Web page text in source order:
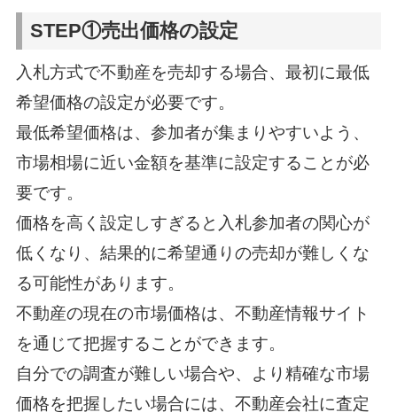
STEP①売出価格の設定
入札方式で不動産を売却する場合、最初に最低
希望価格の設定が必要です。
最低希望価格は、参加者が集まりやすいよう、
市場相場に近い金額を基準に設定することが必
要です。
価格を高く設定しすぎると入札参加者の関心が
低くなり、結果的に希望通りの売却が難しくな
る可能性があります。
不動産の現在の市場価格は、不動産情報サイト
を通じて把握することができます。
自分での調査が難しい場合や、より精確な市場
価格を把握したい場合には、不動産会社に査定